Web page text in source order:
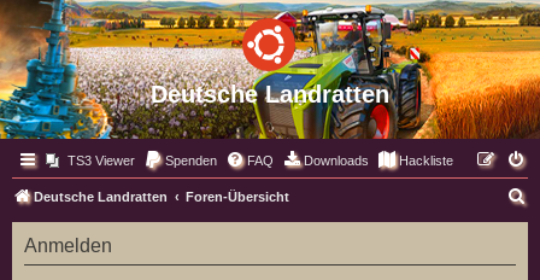
Deutsche Landratten
TS3 Viewer Spenden FAQ Downloads Hackliste
Deutsche Landratten Foren-Übersicht
u
Anmelden